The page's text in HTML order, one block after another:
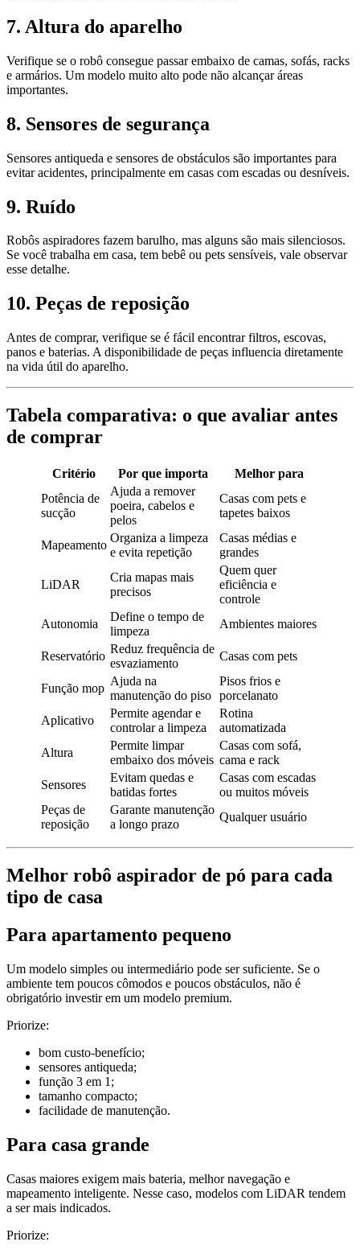
7. Altura do aparelho
Verifique se o robô consegue passar embaixo de camas, sofás, racks
e armários. Um modelo muito alto pode não alcançar áreas
importantes.
8. Sensores de segurança
Sensores antiqueda e sensores de obstáculos são importantes para
evitar acidentes, principalmente em casas com escadas ou desníveis.
9. Ruído
Robôs aspiradores fazem barulho, mas alguns são mais silenciosos.
Se você trabalha em casa, tem bebê ou pets sensíveis, vale observar
esse detalhe.
10. Peças de reposição
Antes de comprar, verifique se é fácil encontrar filtros, escovas,
panos e baterias. A disponibilidade de peças influencia diretamente
na vida útil do aparelho.
Tabela comparativa: o que avaliar antes
de comprar
Critério Por que importa
Melhor para
Potência de
sucção
Ajuda a remover
poeira, cabelos e
pelos
Casas com pets e
tapetes baixos
Mapeamento
Organiza a limpeza
e evita repetição
Casas médias e
grandes
LiDAR
Cria mapas mais
precisos
Quem quer
eficiência e
controle
Autonomia
Define o tempo de
limpeza
Ambientes maiores
Reservatório
Reduz frequência de
esvaziamento
Casas com pets
Função mop
Ajuda na
manutenção do piso
Pisos frios e
porcelanato
Aplicativo
Permite agendar e
controlar a limpeza
Rotina
automatizada
Altura
Permite limpar
embaixo dos móveis
Casas com sofá,
cama e rack
Sensores
Evitam quedas e
batidas fortes
Casas com escadas
ou muitos móveis
Peças de
reposição
Garante manutenção
a longo prazo
Qualquer usuário
Melhor robô aspirador de pó para cada
tipo de casa
Para apartamento pequeno
Um modelo simples ou intermediário pode ser suficiente. Se o
ambiente tem poucos cômodos e poucos obstáculos, não é
obrigatório investir em um modelo premium.
Priorize:
bom custo-benefício;
sensores antiqueda;
função 3 em 1;
tamanho compacto;
facilidade de manutenção.
Para casa grande
Casas maiores exigem mais bateria, melhor navegação e
mapeamento inteligente. Nesse caso, modelos com LiDAR tendem
a ser mais indicados.
Priorize: